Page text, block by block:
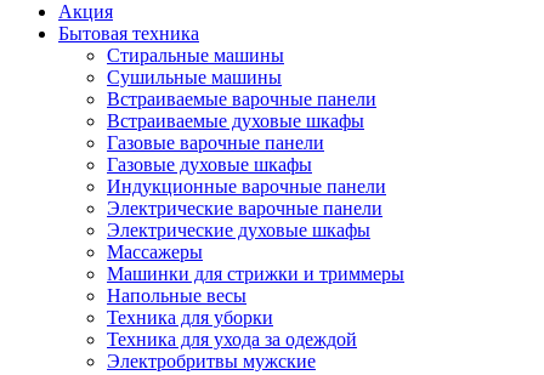
Акция
Бытовая техника
Стиральные машины
Сушильные машины
Встраиваемые варочные панели
Встраиваемые духовые шкафы
Газовые варочные панели
Газовые духовые шкафы
Индукционные варочные панели
Электрические варочные панели
Электрические духовые шкафы
Массажеры
Машинки для стрижки и триммеры
Напольные весы
Техника для уборки
Техника для ухода за одеждой
Электробритвы мужские